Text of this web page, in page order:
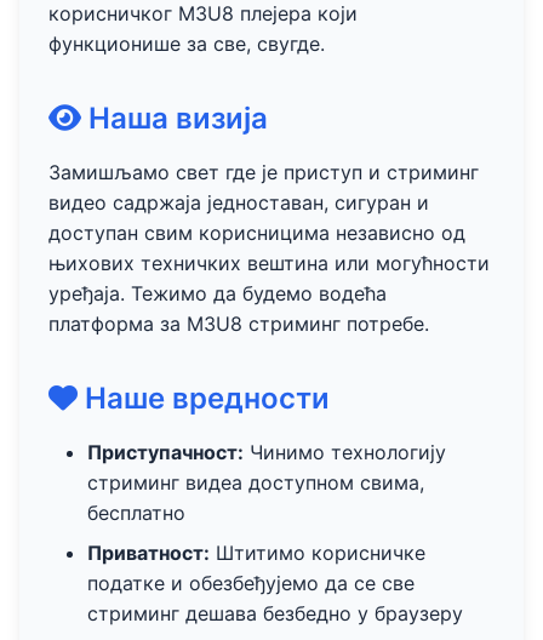
корисничког M3U8 плејера који
функционише за све, свугде.
Наша визија
Замишљамо свет где је приступ и стриминг
видео садржаја једноставан, сигуран и
доступан свим корисницима независно од
њихових техничких вештина или могућности
уређаја. Тежимо да будемо водећа
платформа за M3U8 стриминг потребе.
Наше вредности
Приступачност: Чинимо технологију
стриминг видеа доступном свима,
бесплатно
Приватност: Штитимо корисничке
податке и обезбеђујемо да се све
стриминг дешава безбедно у браузеру